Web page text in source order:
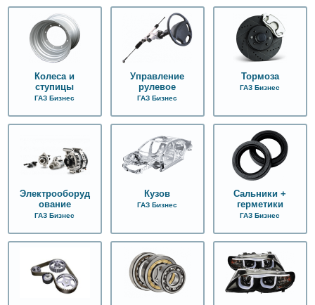
Колеса и
ступицы
ГАЗ Бизнес
Управление
рулевое
ГАЗ Бизнес
Тормоза
ГАЗ Бизнес
Электрооборуд
ование
ГАЗ Бизнес
Кузов
ГАЗ Бизнес
Сальники +
герметики
ГАЗ Бизнес